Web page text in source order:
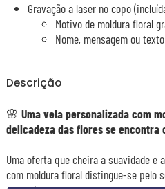
Gravação a laser no copo
Motivo de moldura floral
Nome, mensagem ou
Descrição
🌸 Uma vela personalizada com
delicadeza das flores se encontra
Uma oferta que cheira a suavidade e
com moldura floral distingue-se pelo